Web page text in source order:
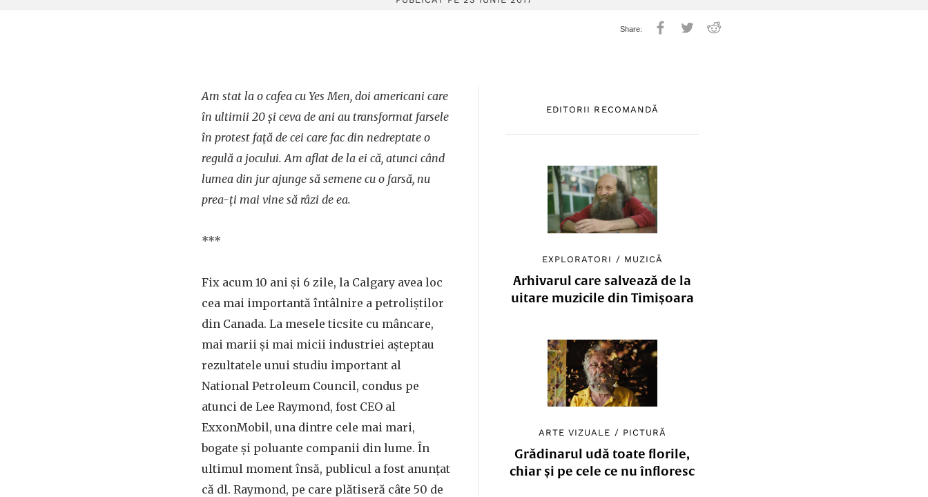
EDITORII RECOMANDĂ
EXPLORATORI / MUZICĂ
Arhivarul care salvează de la
uitare muzicile din Timișoara
ARTE VIZUALE / PICTURĂ
Grădinarul udă toate florile,
chiar și pe cele ce nu înfloresc
Am stat la o cafea cu Yes Men, doi americani care
în ultimii 20 și ceva de ani au transformat farsele
în protest față de cei care fac din nedreptate o
regulă a jocului.Am aflat de la ei că, atunci când
lumea din jur ajunge să semene cu o farsă, nu
prea-ți mai vine să râzi de ea.
***
Fix acum 10 ani și 6 zile, la Calgary avea loc
cea mai importantă întâlnire a petroliștilor
din Canada. La mesele ticsite cu mâncare,
mai marii și mai micii industriei așteptau
rezultatele unui studiu important al
National Petroleum Council, condus pe
atunci de Lee Raymond, fost CEO al
ExxonMobil, una dintre cele mai mari,
bogate și poluante companii din lume. În
ultimul moment însă, publicul a fost anunțat
că dl. Raymond, pe care plătiseră câte 50 de